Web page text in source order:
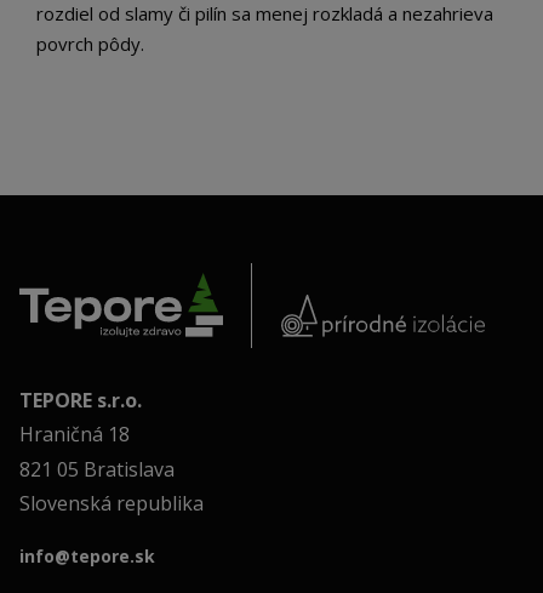
rozdiel od slamy či pilín sa menej rozkladá a nezahrieva
povrch pôdy.
TEPORE s.r.o.
Hraničná 18
821 05 Bratislava
Slovenská republika
info@tepore.sk